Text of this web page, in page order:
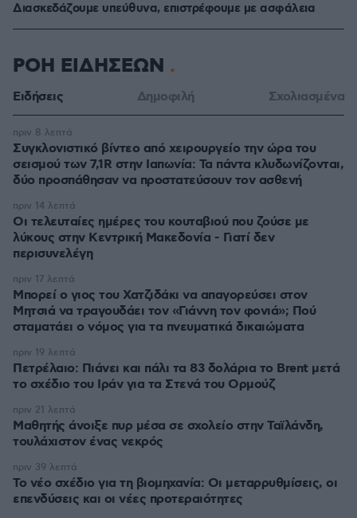
Διασκεδάζουμε υπεύθυνα, επιστρέφουμε με ασφάλεια
ΡΟΗ ΕΙΔΗΣΕΩΝ
Ειδήσεις Δημοφιλή Σχολιασμένα
Συγκλονιστικό βίντεο από χειρουργείο την ώρα του
σεισμού των 7,1R στην Ιαπωνία: Τα πάντα κλυδωνίζονται,
δύο προσπάθησαν να προστατεύσουν τον ασθενή
πριν 8 λεπτά
Οι τελευταίες ημέρες του κουταβιού που ζούσε με
λύκους στην Κεντρική Μακεδονία - Γιατί δεν
περισυνελέγη
πριν 14 λεπτά
Μπορεί ο γιος του Χατζιδάκι να απαγορεύσει στον
Μητσιά να τραγουδάει τον «Γιάννη τον φονιά»; Πού
σταματάει ο νόμος για τα πνευματικά δικαιώματα
πριν 17 λεπτά
Πετρέλαιο: Πιάνει και πάλι τα 83 δολάρια το Brent μετά
το σχέδιο του Ιράν για τα Στενά του Ορμούζ
πριν 19 λεπτά
Μαθητής άνοιξε πυρ μέσα σε σχολείο στην Ταϊλάνδη,
τουλάχιστον ένας νεκρός
πριν 21 λεπτά
Το νέο σχέδιο για τη βιομηχανία: Οι μεταρρυθμίσεις, οι
επενδύσεις και οι νέες προτεραιότητες
πριν 39 λεπτά